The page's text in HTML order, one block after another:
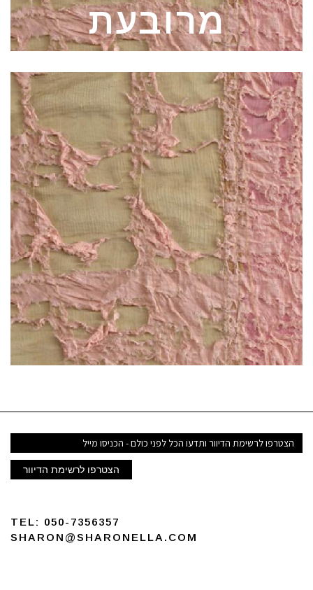
מרובעת
הצטרפו לרשימת הדיוור
TEL:050-7356357
SHARON@SHARONELLA.COM